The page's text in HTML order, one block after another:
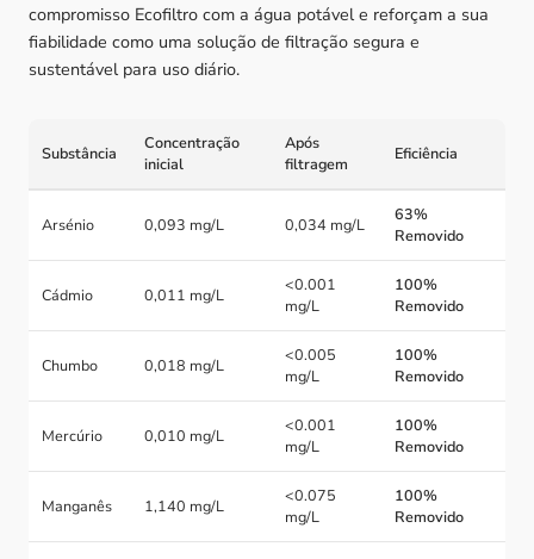
compromisso Ecofiltro com a água potável e reforçam a sua
fiabilidade como uma solução de filtração segura e
sustentável para uso diário.
Substância
Concentração
inicial
Após
filtragem
Eficiência
Arsénio 0,093 mg/L 0,034 mg/L
63%
Removido
Cádmio 0,011 mg/L
<0.001
mg/L
100%
Removido
Chumbo 0,018 mg/L
<0.005
mg/L
100%
Removido
Mercúrio 0,010 mg/L
<0.001
mg/L
100%
Removido
Manganês 1,140 mg/L
<0.075
mg/L
100%
Removido